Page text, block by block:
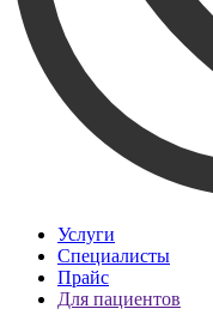
Услуги
Специалисты
Прайс
Для пациентов